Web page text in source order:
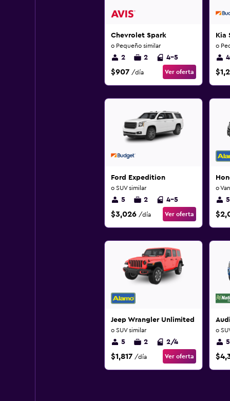
Chevrolet Spark
o Pequeño similar
2 2 4-5
$907 /día Ver oferta
Kia
o
4
Ford Expedition
o SUV similar
5 2 4-5
$3,026 /día Ver oferta
o
5
Jeep Wrangler Unlimited
o SUV similar
5 2 2/4
$1,817 /día Ver oferta
o
5